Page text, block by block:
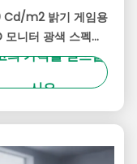
m2 밝기 게임용
모니터 광색 스펙트
SRGB 게임용 생
의 가격을 얻으십
시오